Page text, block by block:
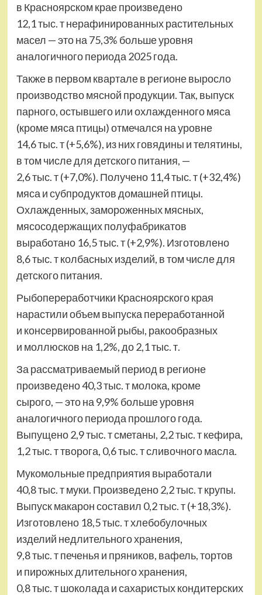
в Красноярском крае произведено
12,1 тыс. т нерафинированных растительных
масел — это на 75,3% больше уровня
аналогичного периода 2025 года.
Также в первом квартале в регионе выросло
производство мясной продукции. Так, выпуск
парного, остывшего или охлажденного мяса
(кроме мяса птицы) отмечался на уровне
14,6 тыс. т (+5,6%), из них говядины и телятины,
в том числе для детского питания, —
2,6 тыс. т (+7,0%). Получено 11,4 тыс. т (+32,4%)
мяса и субпродуктов домашней птицы.
Охлажденных, замороженных мясных,
мясосодержащих полуфабрикатов
выработано 16,5 тыс. т (+2,9%). Изготовлено
8,6 тыс. т колбасных изделий, в том числе для
детского питания.
Рыбопереработчики Красноярского края
нарастили объем выпуска переработанной
и консервированной рыбы, ракообразных
и моллюсков на 1,2%, до 2,1 тыс. т.
За рассматриваемый период в регионе
произведено 40,3 тыс. т молока, кроме
сырого, — это на 9,9% больше уровня
аналогичного периода прошлого года.
Выпущено 2,9 тыс. т сметаны, 2,2 тыс. т кефира,
1,2 тыс. т творога, 0,6 тыс. т сливочного масла.
Мукомольные предприятия выработали
40,8 тыс. т муки. Произведено 2,2 тыс. т крупы.
Выпуск макарон составил 0,2 тыс. т (+18,3%).
Изготовлено 18,5 тыс. т хлебобулочных
изделий недлительного хранения,
9,8 тыс. т печенья и пряников, вафель, тортов
и пирожных длительного хранения,
0,8 тыс. т шоколада и сахаристых кондитерских